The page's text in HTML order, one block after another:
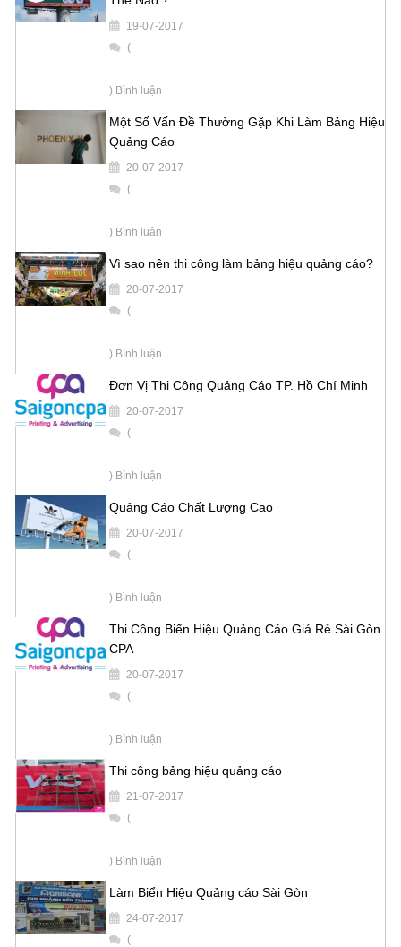
19-07-2017
(
) Bình luận
Một Số Vấn Đề Thường Gặp Khi Làm Bảng Hiệu
Quảng Cáo
20-07-2017
(
) Bình luận
Vì sao nên thi công làm bảng hiệu quảng cáo?
20-07-2017
(
) Bình luận
Đơn Vị Thi Công Quảng Cáo TP. Hồ Chí Minh
20-07-2017
(
) Bình luận
Quảng Cáo Chất Lượng Cao
20-07-2017
(
) Bình luận
Thi Công Biển Hiệu Quảng Cáo Giá Rẻ Sài Gòn
CPA
20-07-2017
(
) Bình luận
Thi công bảng hiệu quảng cáo
21-07-2017
(
) Bình luận
Làm Biển Hiệu Quảng cáo Sài Gòn
24-07-2017
(